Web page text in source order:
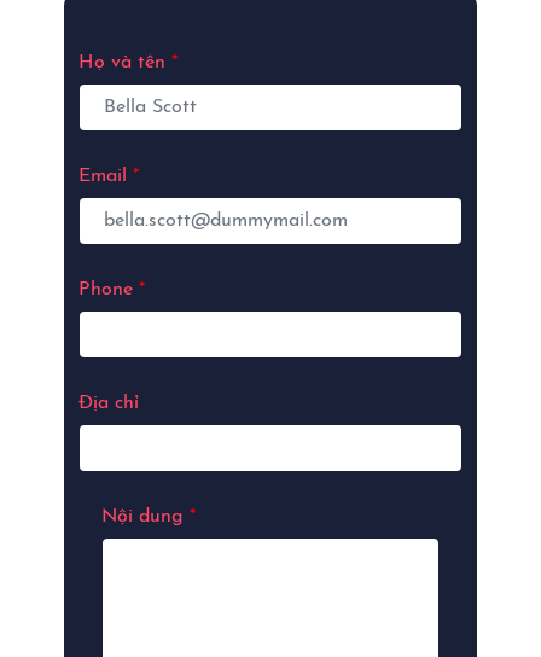
Họ và tên *
Email *
Phone*
Địa chỉ
Nội dung *